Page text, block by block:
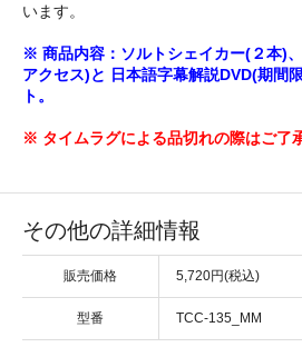
います。
※ 商品内容：ソルトシェイカー(２本)
アクセス)と 日本語字幕解説DVD(期間
ト。
※ タイムラグによる品切れの際はご了
その他の詳細情報
販売価格 5,720円(税込)
型番 TCC-135_MM